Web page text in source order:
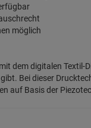
möglich
dem digitalen
Bei dieser
auf Basis der